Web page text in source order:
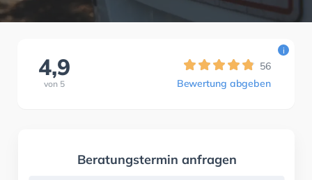
4,9
von 5
56
Bewertung abgeben
i
Beratungstermin anfragen